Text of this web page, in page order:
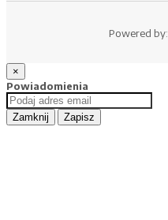
Powered by:
×
Powiadomienia
Zamknij Zapisz